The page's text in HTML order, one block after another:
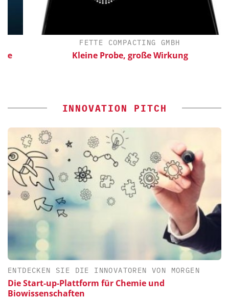
FETTE COMPACTING GMBH
Kleine Probe, große Wirkung
INNOVATION PITCH
ENTDECKEN SIE DIE INNOVATOREN VON MORGEN
Die Start-up-Plattform für Chemie und
Biowissenschaften